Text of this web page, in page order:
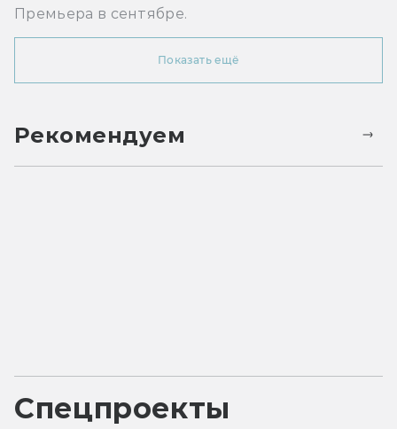
Премьера в сентябре.
Показать ещё
Рекомендуем
Спецпроекты